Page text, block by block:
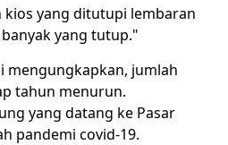
kios yang ditutupi lembaran
yang tutup."
mengungkapkan, jumlah
tahun menurun.
yang datang ke Pasar
pandemi covid-19.